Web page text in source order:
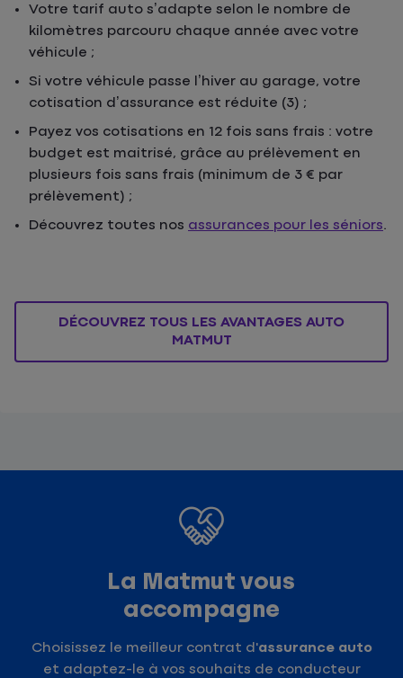
Votre tarif auto s’adapte selon le nombre de
kilomètres parcouru chaque année avec votre
véhicule ;
Si votre véhicule passe l’hiver au garage, votre
cotisation d’assurance est réduite (3) ;
Payez vos cotisations en 12 fois sans frais : votre
budget est maitrisé, grâce au prélèvement en
plusieurs fois sans frais (minimum de 3 € par
prélèvement) ;
Découvrez toutes nos assurances pour les séniors.
DÉCOUVREZ TOUS LES AVANTAGES AUTO
MATMUT
La Matmut vous
accompagne
Choisissez le meilleur contrat d'assurance auto
et adaptez-le à vos souhaits de conducteur